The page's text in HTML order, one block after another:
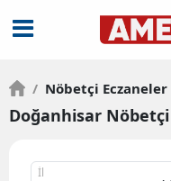
/ Nöbetçi Eczaneler
Doğanhisar
İl